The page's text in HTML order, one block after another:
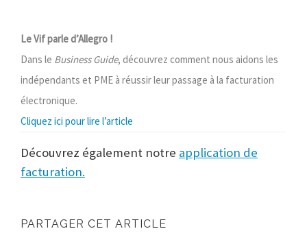
Le Vif parle d’Allegro !
Dans le Business Guide, découvrez comment nous aidons les
indépendants et PME à réussir leur passage à la facturation
électronique.
Cliquez ici pour lire l’article
Découvrez également notre application de
facturation.
PARTAGER CET ARTICLE